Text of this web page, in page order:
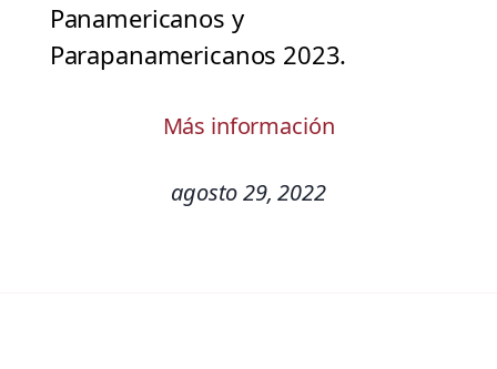
Panamericanos y
Parapanamericanos 2023.
Más información
agosto 29, 2022